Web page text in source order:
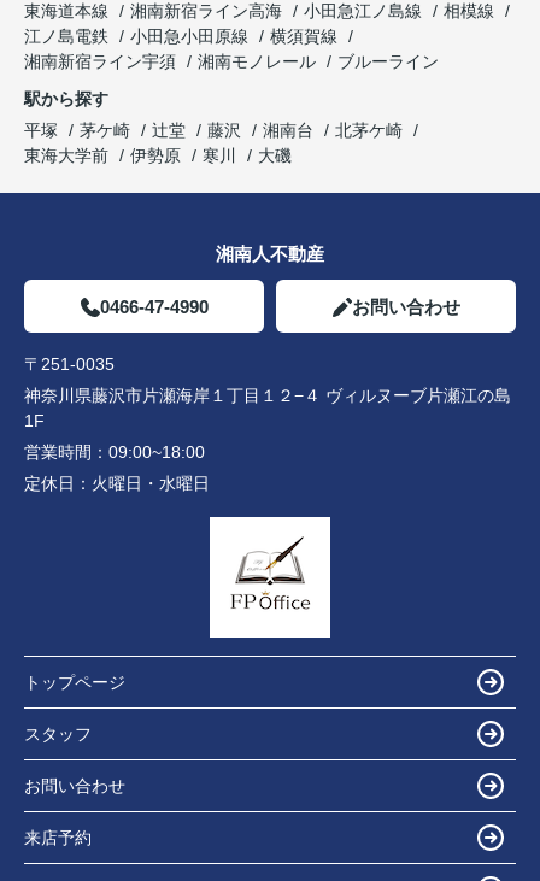
東海道本線
湘南新宿ライン高海 小田急江ノ島線
相模線
江ノ島電鉄
小田急小田原線
横須賀線
湘南新宿ライン宇須
湘南モノレール
ブルーライン
駅から探す
平塚
茅ケ崎 辻堂 藤沢 湘南台
北茅ケ崎
東海大学前
伊勢原 寒川 大磯
湘南人不動産
0466-47-4990 お問い合わせ
〒251-0035
神奈川県藤沢市片瀬海岸１丁目１２−４ ヴィルヌーブ片瀬江の島
1F
営業時間： 09:00~18:00
定休日： 火曜日・水曜日
トップページ
スタッフ
お問い合わせ
来店予約